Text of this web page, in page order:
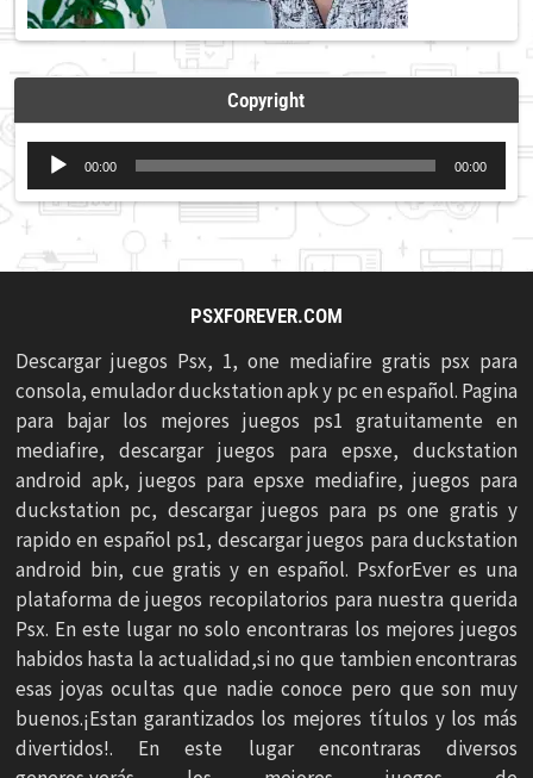
Copyright
Reproductor
de
audio
00:00 00:00
PSXFOREVER.COM
Descargar juegos Psx, 1, one mediafire gratis psx para
consola, emulador duckstation apk y pc en español. Pagina
para bajar los mejores juegos ps1 gratuitamente en
mediafire, descargar juegos para epsxe, duckstation
android apk, juegos para epsxe mediafire, juegos para
duckstation pc, descargar juegos para ps one gratis y
rapido en español ps1, descargar juegos para duckstation
android bin, cue gratis y en español. PsxforEver es una
plataforma de juegos recopilatorios para nuestra querida
Psx. En este lugar no solo encontraras los mejores juegos
habidos hasta la actualidad,si no que tambien encontraras
esas joyas ocultas que nadie conoce pero que son muy
buenos.¡Estan garantizados los mejores títulos y los más
divertidos!. En este lugar encontraras diversos